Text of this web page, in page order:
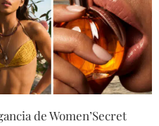
de Women’Secret